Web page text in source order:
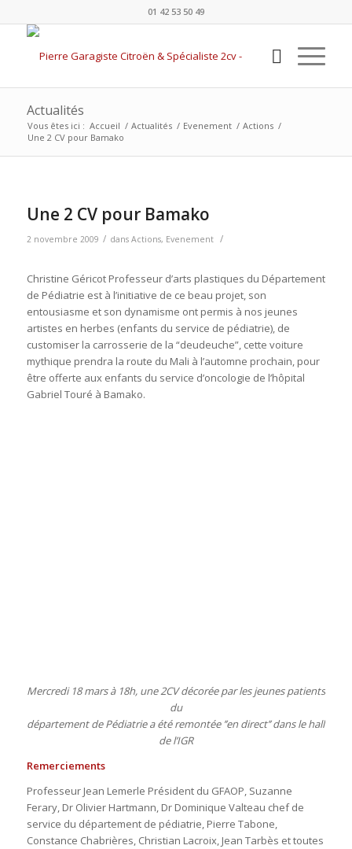
01 42 53 50 49
Actualités
Vous êtes ici : Accueil / Actualités / Evenement / Actions /
Une 2 CV pour Bamako
Une 2 CV pour Bamako
2 novembre 2009 / dans Actions, Evenement /
Christine Géricot Professeur d’arts plastiques du Département
de Pédiatrie est à l’initiative de ce beau projet, son
entousiasme et son dynamisme ont permis à nos jeunes
artistes en herbes (enfants du service de pédiatrie), de
customiser la carrosserie de la “deudeuche”, cette voiture
mythique prendra la route du Mali à l’automne prochain, pour
être offerte aux enfants du service d’oncologie de l’hôpital
Gabriel Touré à Bamako.
Mercredi 18 mars à 18h, une 2CV décorée par les jeunes patients
du
département de Pédiatrie a été remontée ’’en direct’’ dans le hall
de l’IGR
Remerciements
Professeur Jean Lemerle Président du GFAOP, Suzanne
Ferary, Dr Olivier Hartmann, Dr Dominique Valteau chef de
service du département de pédiatrie, Pierre Tabone,
Constance Chabrières, Christian Lacroix, Jean Tarbès et toutes